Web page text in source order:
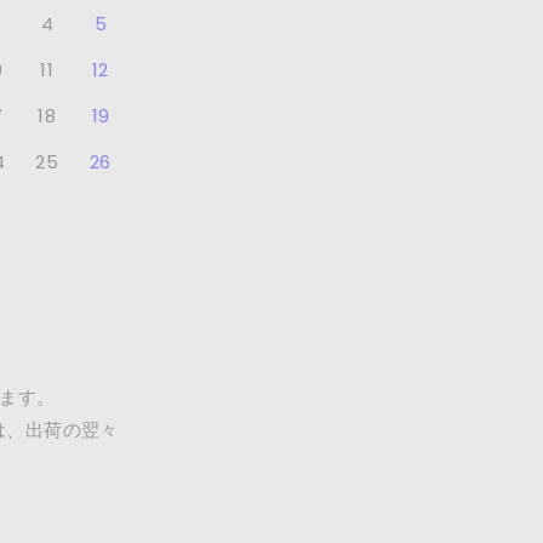
4
5
11
12
18
19
25 26
す。
出荷の翌々